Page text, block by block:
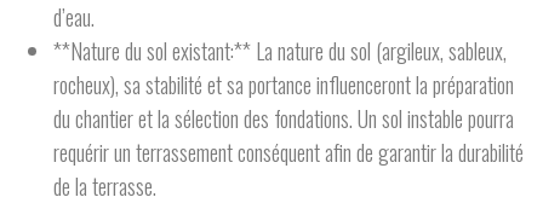
d’eau.
**Nature du sol existant:** La nature du sol (argileux, sableux,
rocheux), sa stabilité et sa portance influenceront la préparation
du chantier et la sélection des fondations. Un sol instable pourra
requérir un terrassement conséquent afin de garantir la durabilité
de la terrasse.